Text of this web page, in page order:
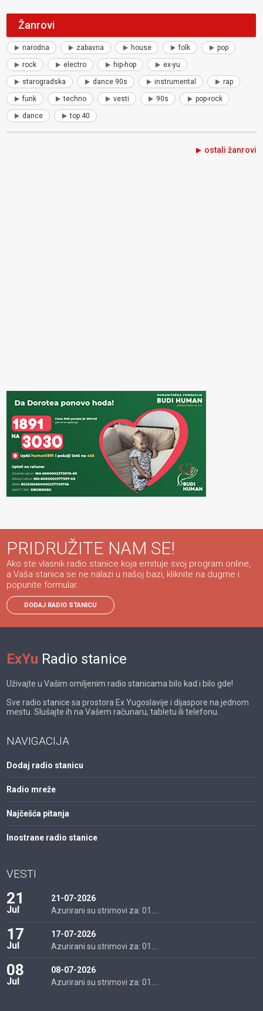
Žanrovi
narodna zabavna house folk pop
rock electro hip-hop ex-yu
starogradska dance 90s instrumental rap
funk techno vesti 90s pop-rock
dance top 40
ostali žanrovi
PRIDRUŽITE NAM SE!
Ako ste vlasnik radio stanice koja emituje svoj program online,
a Vaša stanica se ne nalazi u našoj bazi, kliknite na dugme i
popunite formular.
DODAJ RADIO STANICU
ExYu Radio stanice
Uživajte u Vašim omiljenim radio stanicama bilo kad i bilo gde!
Sve radio stanice sa prostora Ex Yugoslavije i dijaspore na jednom
mestu. Slušajte ih na Vašem računaru, tabletu ili telefonu.
NAVIGACIJA
Dodaj radio stanicu
Radio mreže
Najčešća pitanja
Inostrane radio stanice
VESTI
21
Jul
21-07-2026
Azurirani su strimovi za: 01....
17
Jul
17-07-2026
Azurirani su strimovi za: 01....
08
Jul
08-07-2026
Azurirani su strimovi za: 01....